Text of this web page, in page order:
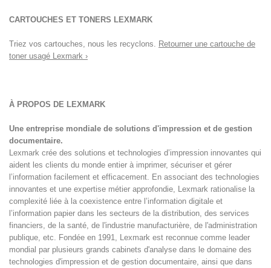
CARTOUCHES ET TONERS LEXMARK
Triez vos cartouches, nous les recyclons.
Retourner une cartouche de
toner usagé Lexmark ›
À PROPOS DE LEXMARK
Une entreprise mondiale de solutions d'impression et de gestion
documentaire.
Lexmark crée des solutions et technologies d’impression innovantes qui
aident les clients du monde entier à imprimer, sécuriser et gérer
l’information facilement et efficacement. En associant des technologies
innovantes et une expertise métier approfondie, Lexmark rationalise la
complexité liée à la coexistence entre l’information digitale et
l’information papier dans les secteurs de la distribution, des services
financiers, de la santé, de l'industrie manufacturière, de l'administration
publique, etc. Fondée en 1991, Lexmark est reconnue comme leader
mondial par plusieurs grands cabinets d'analyse dans le domaine des
technologies d'impression et de gestion documentaire, ainsi que dans